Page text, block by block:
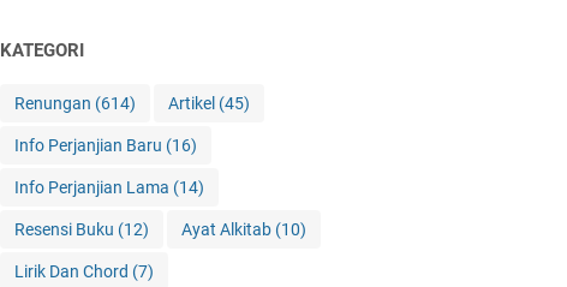
KATEGORI
Renungan (614) Artikel (45)
Info Perjanjian Baru (16)
Info Perjanjian Lama (14)
Resensi Buku (12) Ayat Alkitab (10)
Lirik Dan Chord (7)